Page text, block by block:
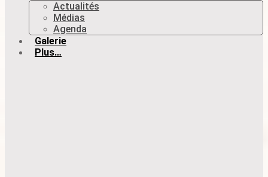
Actualités
Médias
Agenda
Galerie
Plus…